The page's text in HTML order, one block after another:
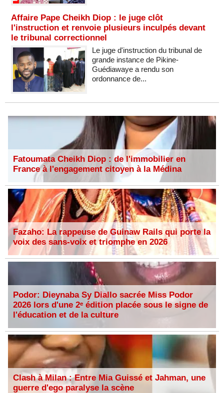
Affaire Pape Cheikh Diop : le juge clôt
l'instruction et renvoie plusieurs inculpés devant
le tribunal correctionnel
Le juge d'instruction du tribunal de
grande instance de Pikine-
Guédiawaye a rendu son
ordonnance de...
Fatoumata Cheikh Diop : de l'immobilier en
France à l'engagement citoyen à la Médina
Fazaho: La rappeuse de Guinaw Rails qui porte la
voix des sans-voix et triomphe en 2026
Podor: Dieynaba Sy Diallo sacrée Miss Podor
2026 lors d'une 2ᵉ édition placée sous le signe de
l'éducation et de la culture
Clash à Milan : Entre Mia Guissé et Jahman, une
guerre d'ego paralyse la scène